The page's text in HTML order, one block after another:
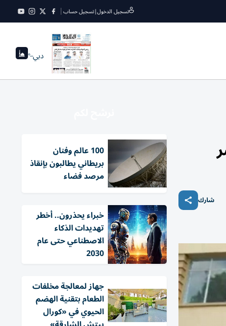
تسجيل الدخول|تسجيل حساب
دبي--°
شارك
100 عالم وفنان
بريطاني يطالبون بإنقاذ
مرصد فضاء
خبراء يحذرون.. أخطر
تهديدات الذكاء
الاصطناعي حتى عام
2030
جهاز لمعالجة مخلفات
الطعام بتقنية الهضم
الحيوي في «كورال